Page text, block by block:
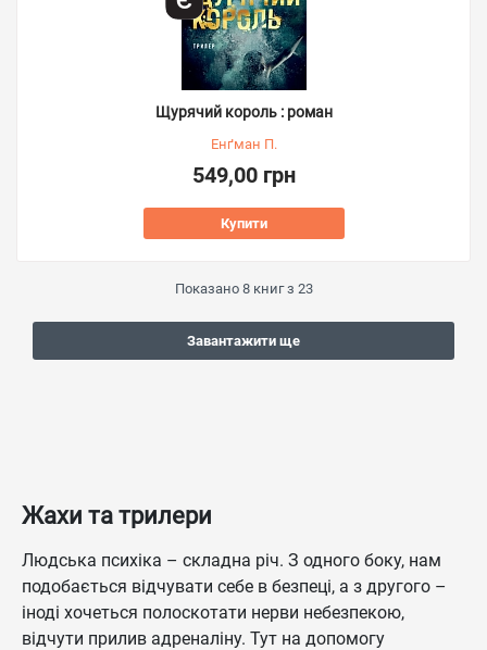
Щурячий король : роман
Енґман П.
549,00 грн
Купити
Показано 8книг з 23
Завантажити ще
Жахи та трилери
Людська психіка – складна річ. З одного боку, нам
подобається відчувати себе в безпеці, а з другого –
іноді хочеться полоскотати нерви небезпекою,
відчути прилив адреналіну. Тут на допомогу